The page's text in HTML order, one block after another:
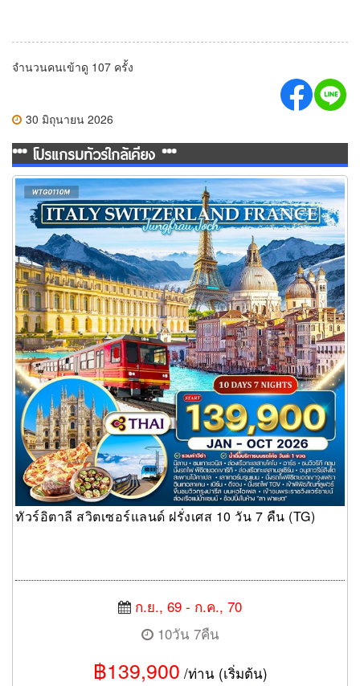
จำนวนคนเข้าดู 107 ครั้ง
30 มิถุนายน 2026
*** โปรแกรมทัวร์ใกล้เคียง ***
ทัวร์อิตาลี สวิตเซอร์แลนด์ ฝรั่งเศส 10 วัน 7 คืน (TG)
ทัวร์อิตาลี สวิตเซอร์แลนด์ ฝรั่งเศส 10 วัน 7 คืน (TG)
ก.ย., 69 - ก.ค., 70
10วัน 7คืน
฿139,900 /ท่าน (เริ่มต้น)